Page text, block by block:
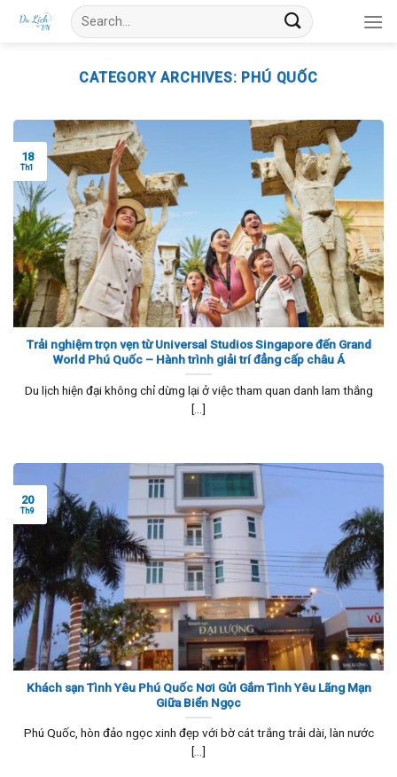
Skip
Search
for:
CATEGORY ARCHIVES: PHÚ QUỐC
Trải nghiệm trọn vẹn từ Universal Studios Singapore đến Grand
World Phú Quốc – Hành trình giải trí đẳng cấp châu Á
Du lịch hiện đại không chỉ dừng lại ở việc tham quan danh lam thắng
[...]
18
Th1
Khách sạn Tình Yêu Phú Quốc Nơi Gửi Gắm Tình Yêu Lãng Mạn
Giữa Biển Ngọc
Phú Quốc, hòn đảo ngọc xinh đẹp với bờ cát trắng trải dài, làn nước
[...]
20
Th9